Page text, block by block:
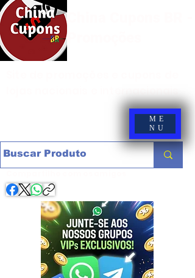
ME
NU